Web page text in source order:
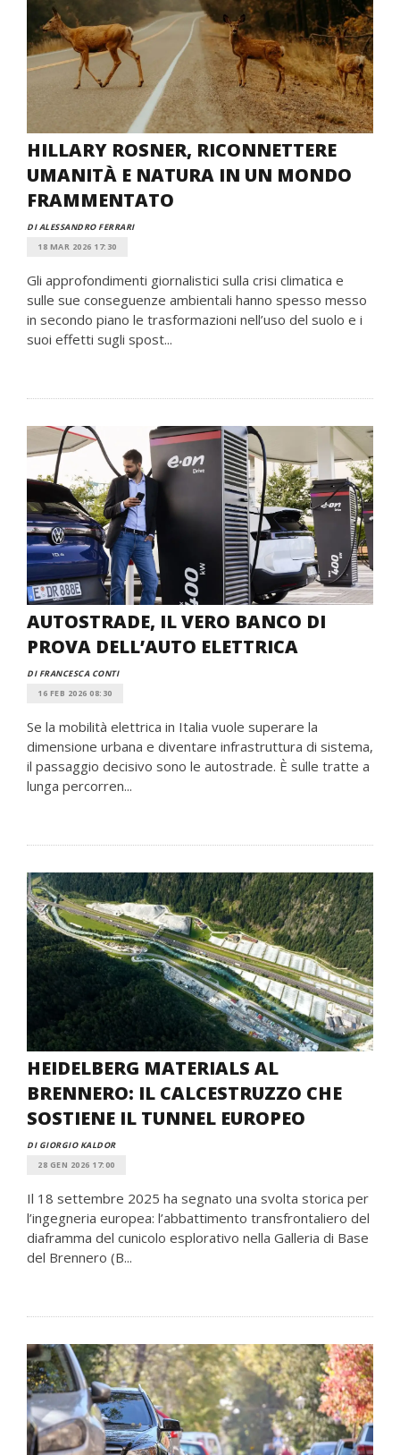
HILLARY ROSNER, RICONNETTERE
UMANITÀ E NATURA IN UN MONDO
FRAMMENTATO
DI ALESSANDRO FERRARI
18 MAR 2026 17:30
Gli approfondimenti giornalistici sulla crisi climatica e
sulle sue conseguenze ambientali hanno spesso messo
in secondo piano le trasformazioni nell’uso del suolo e i
suoi effetti sugli spost...
AUTOSTRADE, IL VERO BANCO DI
PROVA DELL’AUTO ELETTRICA
DI FRANCESCA CONTI
16 FEB 2026 08:30
Se la mobilità elettrica in Italia vuole superare la
dimensione urbana e diventare infrastruttura di sistema,
il passaggio decisivo sono le autostrade. È sulle tratte a
lunga percorren...
HEIDELBERG MATERIALS AL
BRENNERO: IL CALCESTRUZZO CHE
SOSTIENE IL TUNNEL EUROPEO
DI GIORGIO KALDOR
28 GEN 2026 17:00
Il 18 settembre 2025 ha segnato una svolta storica per
l’ingegneria europea: l’abbattimento transfrontaliero del
diaframma del cunicolo esplorativo nella Galleria di Base
del Brennero (B...